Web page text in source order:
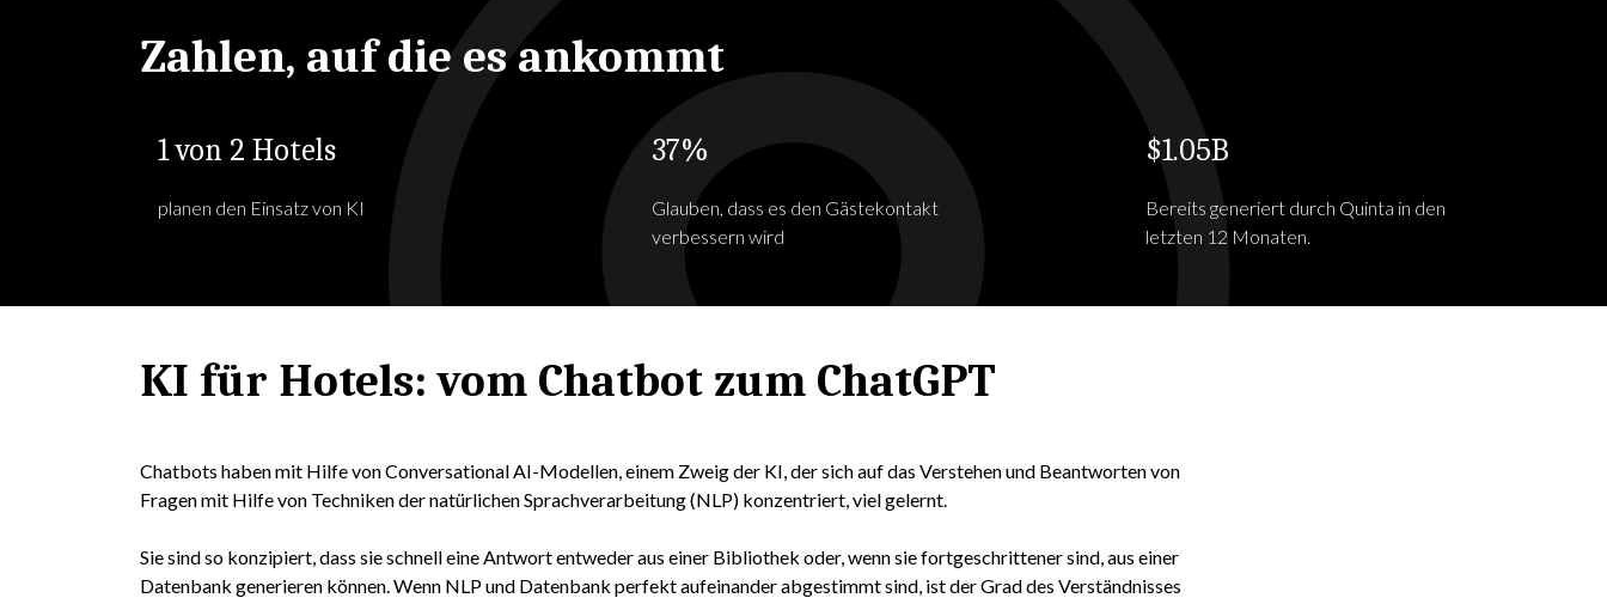
Zahlen, auf die es ankommt
1 von 2 Hotels
planen den Einsatz von KI
37%
Glauben, dass es den Gästekontakt
verbessern wird
$1.05B
Bereits generiert durch Quinta in den
letzten 12 Monaten.
KI für Hotels: vom Chatbot zum ChatGPT
Chatbots haben mit Hilfe von Conversational AI-Modellen, einem Zweig der KI, der sich auf das Verstehen und Beantworten von
Fragen mit Hilfe von Techniken der natürlichen Sprachverarbeitung (NLP) konzentriert, viel gelernt.
Sie sind so konzipiert, dass sie schnell eine Antwort entweder aus einer Bibliothek oder, wenn sie fortgeschrittener sind, aus einer
Datenbank generieren können. Wenn NLP und Datenbank perfekt aufeinander abgestimmt sind, ist der Grad des Verständnisses